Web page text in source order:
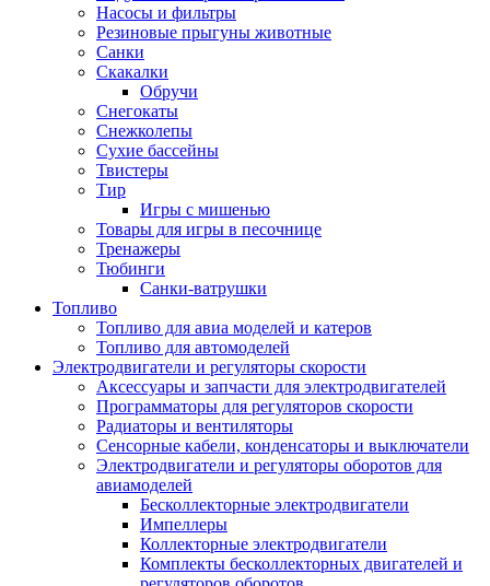
Насосы и фильтры
Резиновые прыгуны животные
Санки
Скакалки
Обручи
Снегокаты
Снежколепы
Сухие бассейны
Твистеры
Тир
Игры с мишенью
Товары для игры в песочнице
Тренажеры
Тюбинги
Санки-ватрушки
Топливо
Топливо для авиа моделей и катеров
Топливо для автомоделей
Электродвигатели и регуляторы скорости
Аксессуары и запчасти для электродвигателей
Программаторы для регуляторов скорости
Радиаторы и вентиляторы
Сенсорные кабели, конденсаторы и выключатели
Электродвигатели и регуляторы оборотов для
авиамоделей
Бесколлекторные электродвигатели
Импеллеры
Коллекторные электродвигатели
Комплекты бесколлекторных двигателей и